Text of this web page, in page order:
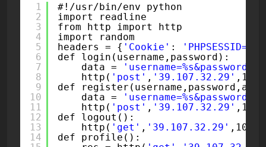
1
2
3
4
5
6
7
8
9
10
11
12
13
14
#!/usr/bin/env python
import readline
from http import http
import random
headers = { 'Cookie' :
def login(username,password):
data =
http( 'post' , '39.107.32.29'
def
data =
http( 'post' , '39.107.32.29'
def logout():
http( 'get' , '39.107.32.29'
def profile():